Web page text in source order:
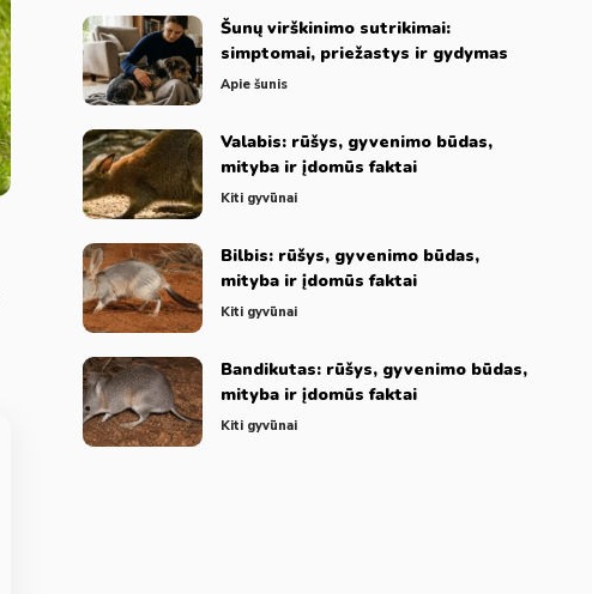
Šunų virškinimo sutrikimai:
simptomai, priežastys ir gydymas
Apie šunis
Valabis: rūšys, gyvenimo būdas,
mityba ir įdomūs faktai
Kiti gyvūnai
Bilbis: rūšys, gyvenimo būdas,
mityba ir įdomūs faktai
Kiti gyvūnai
Bandikutas: rūšys, gyvenimo būdas,
mityba ir įdomūs faktai
Kiti gyvūnai